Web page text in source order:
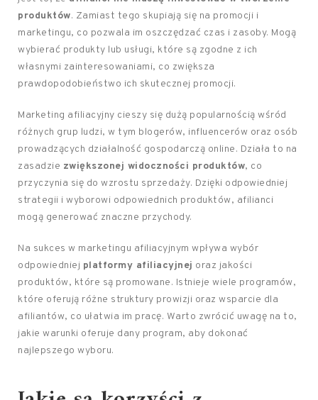
produktów. Zamiast tego skupiają się na promocji i
marketingu, co pozwala im oszczędzać czas i zasoby. Mogą
wybierać produkty lub usługi, które są zgodne z ich
własnymi zainteresowaniami, co zwiększa
prawdopodobieństwo ich skutecznej promocji.
Marketing afiliacyjny cieszy się dużą popularnością wśród
różnych grup ludzi, w tym blogerów, influencerów oraz osób
prowadzących działalność gospodarczą online. Działa to na
zasadzie zwiększonej widoczności produktów, co
przyczynia się do wzrostu sprzedaży. Dzięki odpowiedniej
strategii i wyborowi odpowiednich produktów, afilianci
mogą generować znaczne przychody.
Na sukces w marketingu afiliacyjnym wpływa wybór
odpowiedniej platformy afiliacyjnej oraz jakości
produktów, które są promowane. Istnieje wiele programów,
które oferują różne struktury prowizji oraz wsparcie dla
afiliantów, co ułatwia im pracę. Warto zwrócić uwagę na to,
jakie warunki oferuje dany program, aby dokonać
najlepszego wyboru.